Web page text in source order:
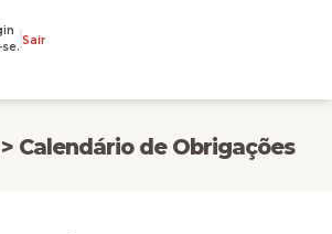
Sair
> Calendário de Obrigações